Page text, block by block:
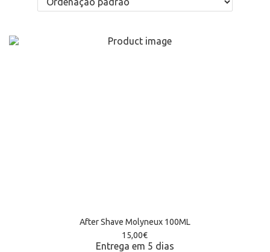
After Shave Molyneux 100ML
15,00€
Entrega em 5 dias